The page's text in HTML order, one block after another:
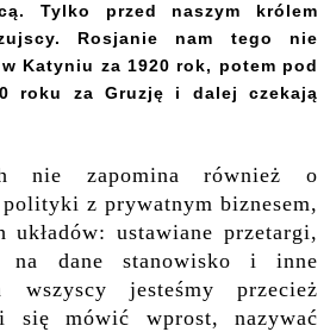
Tylko przed naszym królem
Rosjanie nam tego nie
Katyniu za 1920 rok, potem pod
roku za Gruzję i dalej czekają
nie zapomina również o
z prywatnym biznesem,
układów: ustawiane przetargi,
na dane stanowisko i inne
wszyscy jesteśmy przecież
się mówić wprost, nazywać